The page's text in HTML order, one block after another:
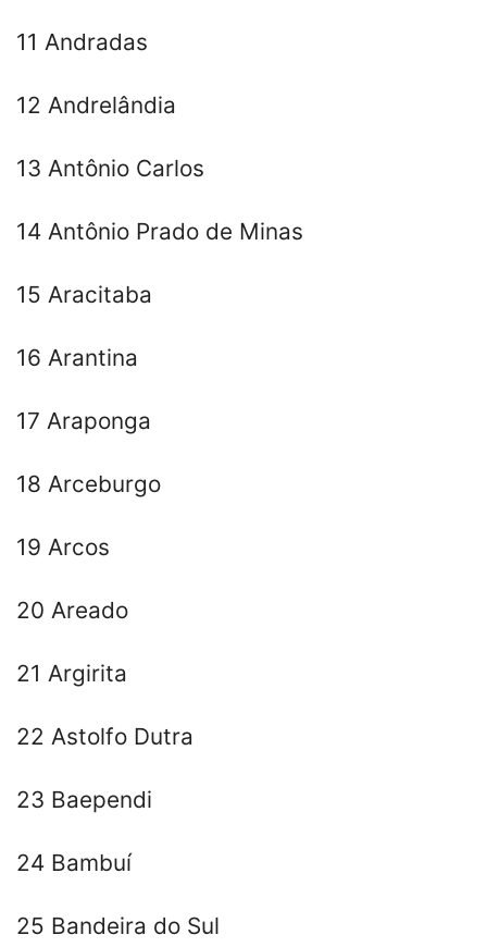
11 Andradas
12 Andrelândia
13 Antônio Carlos
14 Antônio Prado de Minas
15 Aracitaba
16 Arantina
17 Araponga
18 Arceburgo
19 Arcos
20 Areado
21 Argirita
22 Astolfo Dutra
23 Baependi
24 Bambuí
25 Bandeira do Sul